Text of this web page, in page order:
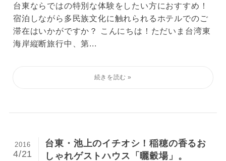
台東ならではの特別な体験をしたい方におすすめ！
宿泊しながら多民族文化に触れられるホテルでのご
滞在はいかがですか？ こんにちは！ただいま台湾東
海岸縦断旅行中、第...
台東・池上のイチオシ！稲穂の香るお
しゃれゲストハウス「曬穀場」。
2016
4/21